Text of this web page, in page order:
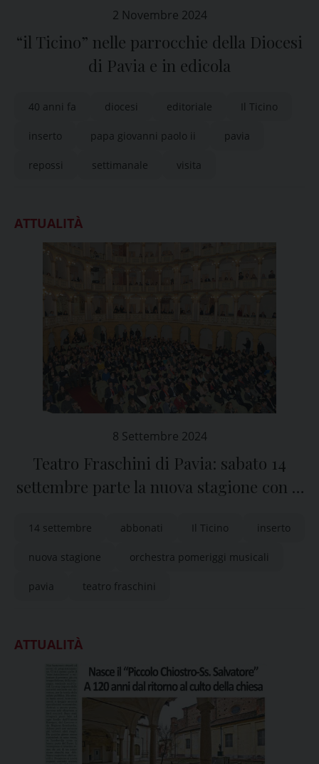
2 Novembre 2024
“il Ticino” nelle parrocchie della Diocesi
di Pavia e in edicola
40 anni fa diocesi editoriale Il Ticino
inserto papa giovanni paolo ii pavia
repossi settimanale visita
ATTUALITÀ
8 Settembre 2024
Teatro Fraschini di Pavia: sabato 14
settembre parte la nuova stagione con la
14 settembre abbonati Il Ticino inserto
nuova stagione orchestra pomeriggi musicali
pavia teatro fraschini
ATTUALITÀ